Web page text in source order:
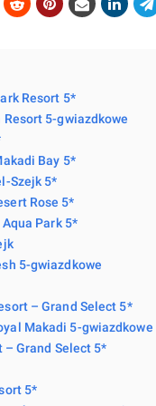
Resort 5*
5-gwiazdkowe
Bay 5*
Szejk 5*
Rose 5*
Park 5*
5-gwiazdkowe
– Grand Select 5*
Makadi 5-gwiazdkowe
– Grand Select 5*
5*